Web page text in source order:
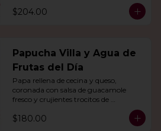
$204.00
Papucha Villa y Agua de
Frutas del Día
Papa rellena de cecina y queso,
coronada con salsa de guacamole
fresco y crujientes trocitos de
agua del día.
$180.00